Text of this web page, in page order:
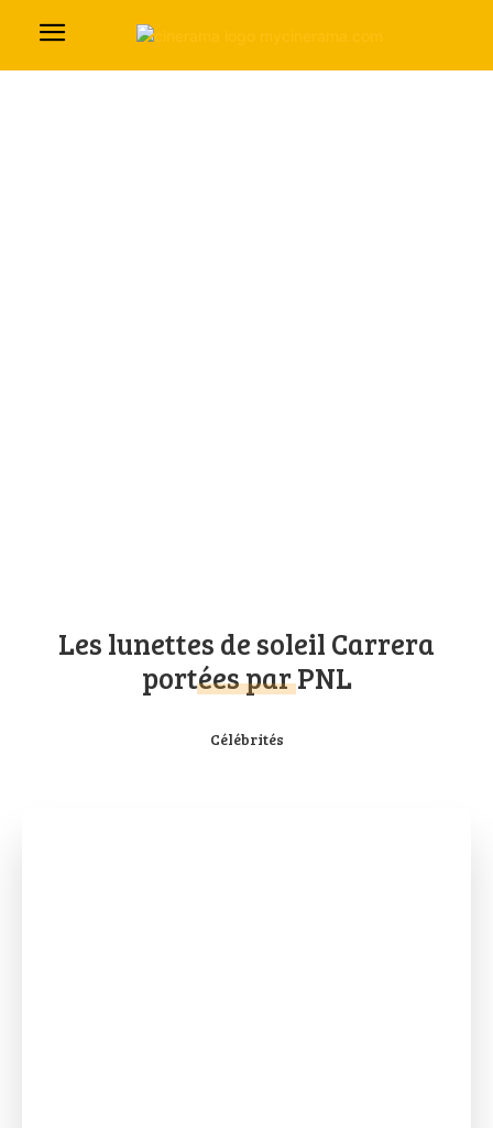
Les lunettes de soleil Carrera
portées par PNL
Célébrités